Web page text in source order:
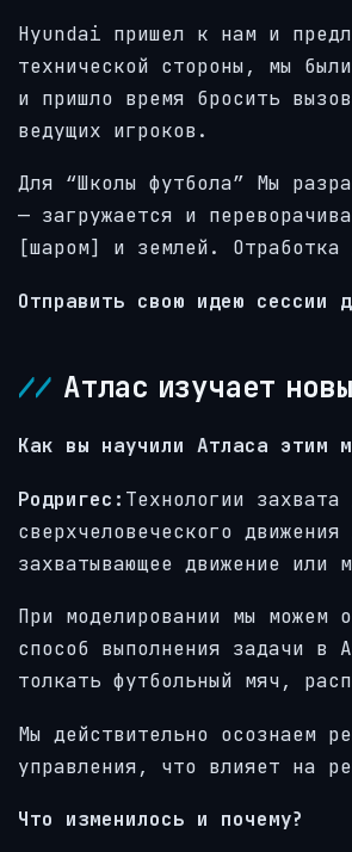
Hyundai пришел к нам и
технической стороны, мы
и пришло время бросить
ведущих игроков.
Для “Школы футбола” Мы
— загружается и
[шаром] и землей. Отработка
Отправить свою идею сессии
Атлас изучает
Как вы научили Атласа этим
Родригес: Технологии
сверхчеловеческого
захватывающее движение или
При моделировании мы можем
способ выполнения задачи в
толкать футбольный мяч,
Мы действительно осознаем
управления, что влияет на
Что изменилось и почему?